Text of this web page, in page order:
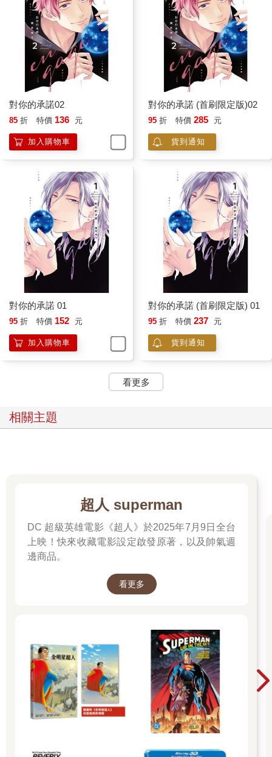
對你的承諾02
85 折 特價 136 元
加入購物車
對你的承諾 (首刷限定版)02
95 折 特價 285 元
貨到通知
對你的承諾 01
95 折 特價 152 元
加入購物車
對你的承諾 (首刷限定版) 01
95 折 特價 237 元
貨到通知
看更多
相關主題
超人 superman
DC 超級英雄電影《超人》於2025年7月9日全台
上映！快來收藏電影設定啟發原著，以及帥氣週
邊商品。
看更多